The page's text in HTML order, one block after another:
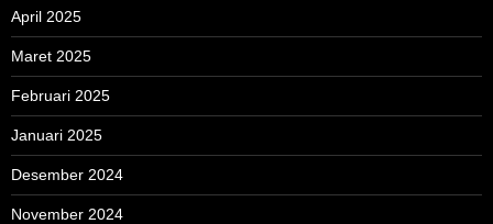
April 2025
Maret 2025
Februari 2025
Januari 2025
Desember 2024
November 2024